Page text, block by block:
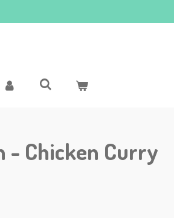
- Chicken Curry